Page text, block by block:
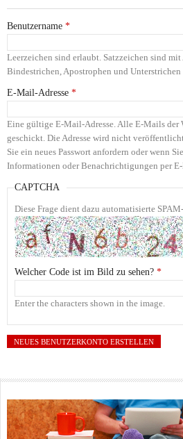
Benutzername *
Leerzeichen sind erlaubt. Satzzeichen sind
Bindestrichen, Apostrophen und
E-Mail-Adresse *
Eine gültige E-Mail-Adresse. Alle E-Mails der
geschickt. Die Adresse wird nicht
Sie ein neues Passwort anfordern oder wenn
Informationen oder Benachrichtigungen per
CAPTCHA
Diese Frage dient dazu automatisierte
Welcher Code ist im Bild zu sehen? *
Enter the characters shown in the image.